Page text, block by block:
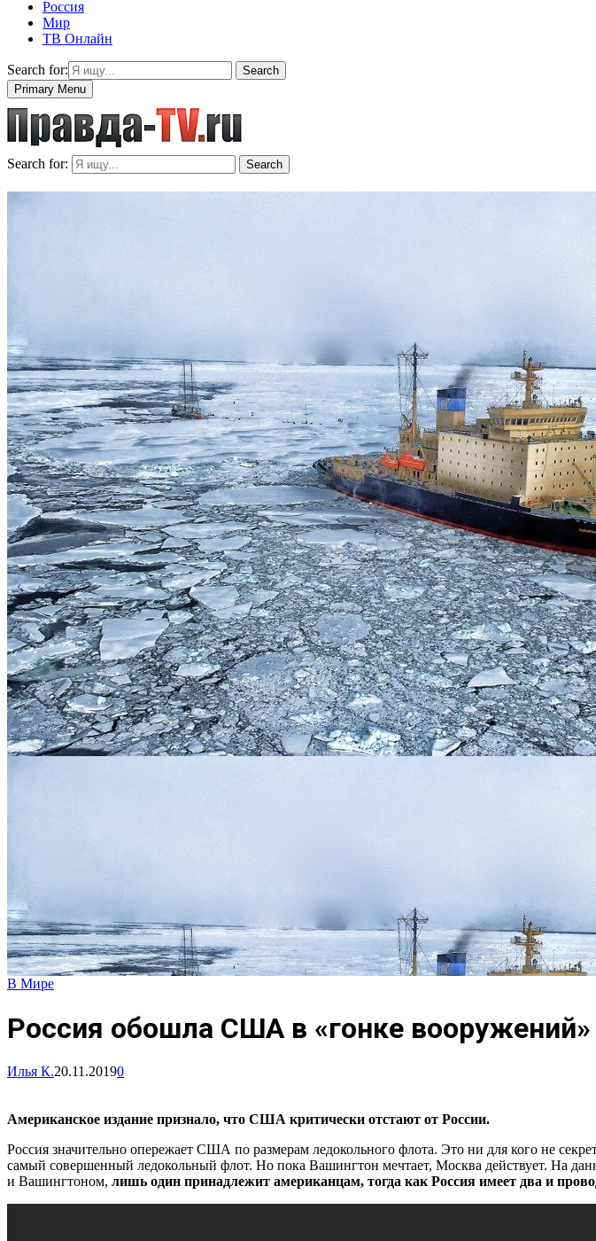
Россия
Мир
ТВ Онлайн
Search for:
Search
Primary Menu
Search for: Search
В Мире
Россия обошла США в «гонке вооружений»
Илья К.20.11.20190
Американское издание признало, что США критически отстают от России.
Россия значительно опережает США по размерам ледокольного флота. Это ни для кого не
самый совершенный ледокольный флот. Но пока Вашингтон мечтает, Москва действует. На
и Вашингтоном, лишь один принадлежит американцам, тогда как Россия имеет два и